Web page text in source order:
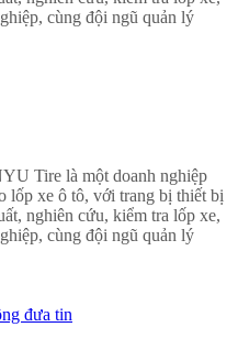
cùng đội ngũ quản lý
Tire là một doanh nghiệp
lốp xe ô tô, với trang bị thiết bị
nghiên cứu, kiểm tra lốp xe,
cùng đội ngũ quản lý
đưa tin